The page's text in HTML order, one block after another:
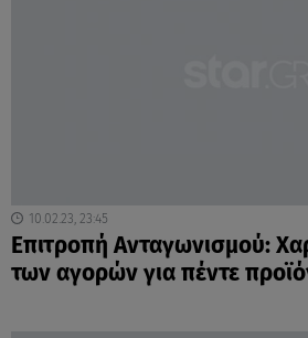
10.02.23, 23:45
Επιτροπή Ανταγωνισμού:
των αγορών για πέντε